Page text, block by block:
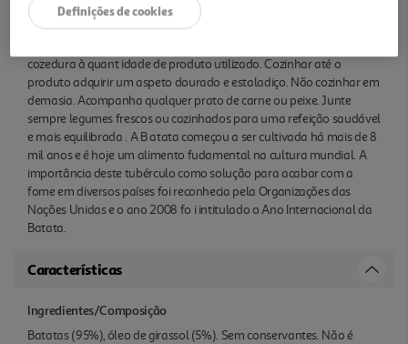
girassol. Para otimizar os resultados recomendamos que utilize o
produto ainda congelado e que siga os métodos de preparação
cozedura à quant idade de produto utilizado. Cozinhar até o
produto adquirir um aspeto dourado e estaladiço. Não cozinhar em
demasia. Acompanha qualquer prato de carne ou peixe. Junte
sempre legumes frescos ou cozinhados para uma refeição saudável
e mais equilibrada . A B atata começou a ser cultivada há mais de 8
mil anos e é hoje um alimento fudamental na cultura mundial. A
importância deste tubérculo como solução para acabar com a
fome em diversos países foi reconhecia pela Organizações das
Nações Unidas e o ano 2008 fo i intitulado o Ano Internacional da
Batata.
Características
Ingredientes/Composição
Batatas (95%), óleo de girassol (5%). Sem conservantes. Não é
Definições de cookies